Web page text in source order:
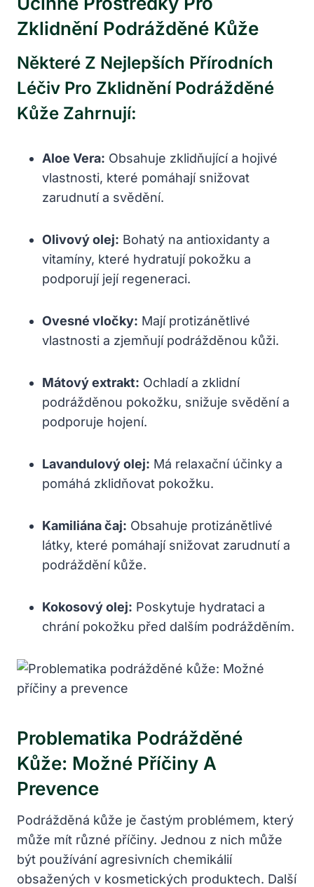
Zklidnění Podrážděné Kůže
Některé Z Nejlepších Přírodních
Léčiv Pro Zklidnění Podrážděné
Kůže Zahrnují:
Aloe Vera: Obsahuje zklidňující a hojivé
vlastnosti, které pomáhají snižovat
zarudnutí a svědění.
Olivový olej: Bohatý na antioxidanty a
vitamíny, které hydratují pokožku a
podporují její regeneraci.
Ovesné vločky: Mají protizánětlivé
vlastnosti a zjemňují podrážděnou kůži.
Mátový extrakt: Ochladí a zklidní
podrážděnou pokožku, snižuje svědění a
podporuje hojení.
Lavandulový olej: Má relaxační účinky a
pomáhá zklidňovat pokožku.
Kamiliána čaj: Obsahuje protizánětlivé
látky, které pomáhají snižovat zarudnutí a
podráždění kůže.
Kokosový olej: Poskytuje hydrataci a
chrání pokožku před dalším podrážděním.
Problematika Podrážděné
Kůže: Možné Příčiny A
Prevence
Podrážděná kůže je častým problémem, který
může mít různé příčiny. Jednou z nich může
být používání agresivních chemikálií
obsažených v kosmetických produktech. Další